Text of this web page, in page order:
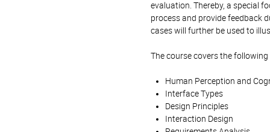
evaluation. Thereby, a special
process and provide feedback
cases will further be used to
The course covers the
Human Perception and
Interface Types
Design Principles
Interaction Design